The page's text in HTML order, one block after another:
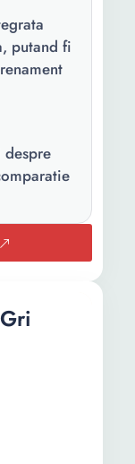
putand fi